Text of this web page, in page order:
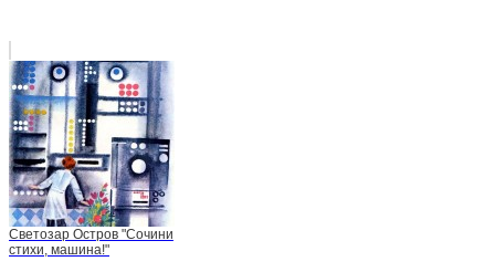
Светозар Остров "Сочини
стихи, машина!"